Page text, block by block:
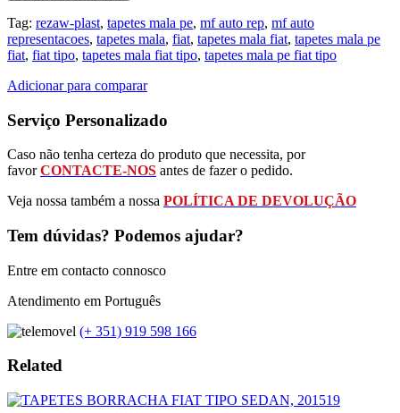
Tag: rezaw-plast, tapetes mala pe, mf auto rep, mf auto
representacoes, tapetes mala, fiat, tapetes mala fiat, tapetes mala pe
fiat, fiat tipo, tapetes mala fiat tipo, tapetes mala pe fiat tipo
Adicionar para comparar
Serviço Personalizado
Caso não tenha certeza do produto que necessita, por
favorCONTACTE-NOS antes de fazer o pedido.
Veja nossa também a nossa POLÍTICA DE DEVOLUÇÃO
Tem dúvidas? Podemos ajudar?
Entre em contacto connosco
Atendimento em Português
(+ 351) 919 598 166
Related